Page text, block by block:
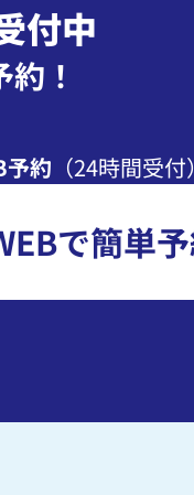
付中
！
予約 （24時間受付）
で簡単